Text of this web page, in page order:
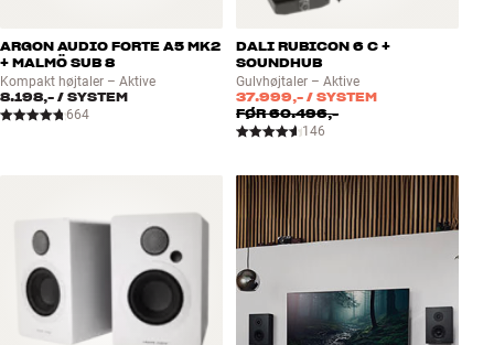
ARGON AUDIO FORTE A5 MK2
+ MALMÖ SUB 8
Kompakt højtaler – Aktive
8.198,- / SYSTEM
664
DALI RUBICON 6 C +
SOUNDHUB
Gulvhøjtaler – Aktive
37.999,- / SYSTEM
FØR60.496,-
146